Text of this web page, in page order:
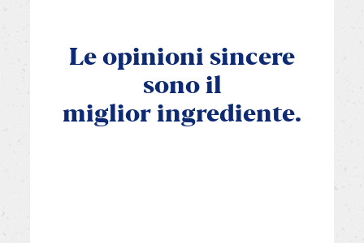
Le opinioni sincere
sono il
miglior ingrediente.